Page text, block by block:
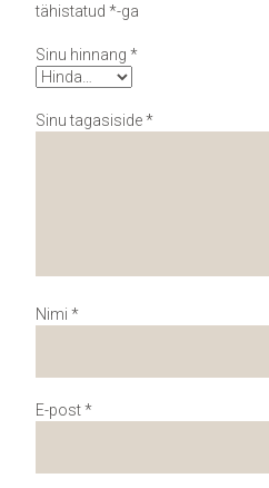
tähistatud *-ga
Sinu hinnang *
Sinu tagasiside*
Nimi *
E-post*